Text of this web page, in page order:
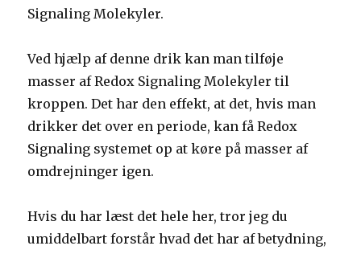
Signaling Molekyler.
Ved hjælp af denne drik kan man tilføje
masser af Redox Signaling Molekyler til
kroppen. Det har den effekt, at det, hvis man
drikker det over en periode, kan få Redox
Signaling systemet op at køre på masser af
omdrejninger igen.
Hvis du har læst det hele her, tror jeg du
umiddelbart forstår hvad det har af betydning,